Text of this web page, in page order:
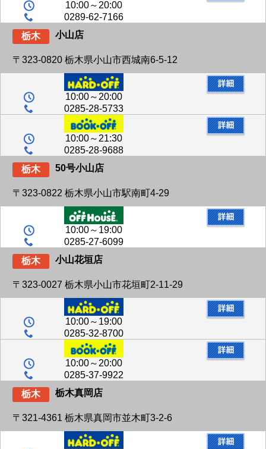
10:00～20:00
0289-62-7166
栃木
小山店
〒323-0820 栃木県小山市西城南6-5-12
10:00～20:00
0285-28-5733
10:00～21:30
0285-28-9688
栃木
50号小山店
〒323-0822 栃木県小山市駅南町4-29
10:00～19:00
0285-27-6099
栃木
小山花垣店
〒323-0027 栃木県小山市花垣町2-11-29
10:00～19:00
0285-32-8700
10:00～20:00
0285-37-9922
栃木
栃木真岡店
〒321-4361 栃木県真岡市並木町3-2-6